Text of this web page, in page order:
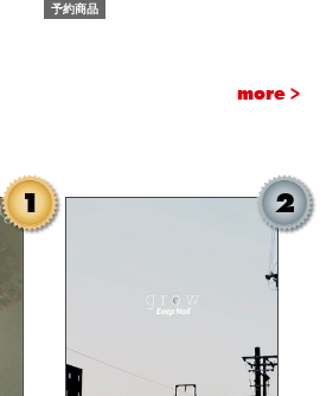
予約商品
more >